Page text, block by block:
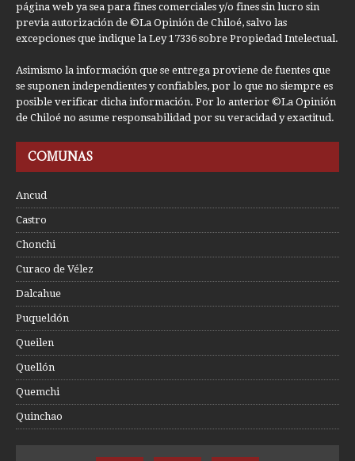
página web ya sea para fines comerciales y/o fines sin lucro sin
previa autorización de ©La Opinión de Chiloé, salvo las
excepciones que indique la Ley 17336 sobre Propiedad Intelectual.
Asimismo la información que se entrega proviene de fuentes que
se suponen independientes y confiables, por lo que no siempre es
posible verificar dicha información. Por lo anterior ©La Opinión
de Chiloé no asume responsabilidad por su veracidad y exactitud.
COMUNAS
Ancud
Castro
Chonchi
Curaco de Vélez
Dalcahue
Puqueldón
Queilen
Quellón
Quemchi
Quinchao